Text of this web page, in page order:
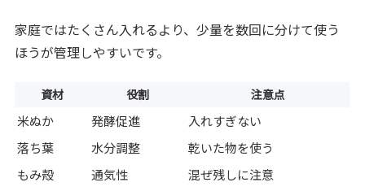
家庭ではたくさん入れるより、少量を数回に分けて使う
ほうが管理しやすいです。
資材 役割 注意点
米ぬか 発酵促進
入れすぎない
落ち葉
水分調整
乾いた物を使う
もみ殻
通気性
混ぜ残しに注意